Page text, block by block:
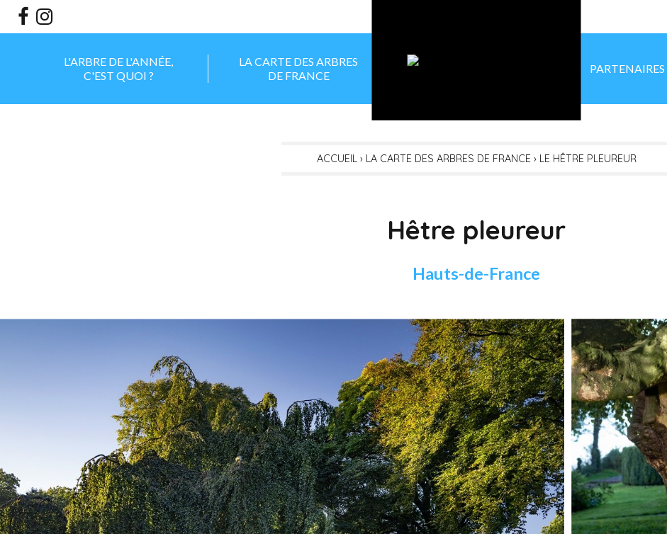
personnels
L'ARBRE DE L'ANNÉE,
C'EST QUOI ?
LA CARTE DES ARBRES
DE FRANCE
PARTENAIRES
ACCUEIL › LA CARTE DES ARBRES DE FRANCE › LE HÊTRE PLEUREUR
Hêtre pleureur
Hauts-de-France